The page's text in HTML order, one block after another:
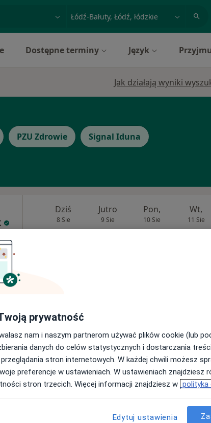
lub nazwiskomiasto lub dzielnica
Dostępne terminy Język
Jak działają wyniki
PZU Zdrowie Signal Iduna
zł
Dziś
8 Sie
Jutro
9 Sie
Pon,
10 Sie
Wt,
11 Sie
Pon, Wt,
prywatność
nam i naszym partnerom używać plików cookie (lub
danych do celów statystycznych i dostarczania
stron internetowych. W każdej chwili możesz
preferencje w ustawieniach. W ustawieniach znajdziesz
stron trzecich. Więcej informacji znajdziesz w polityka
Edytuj ustawienia